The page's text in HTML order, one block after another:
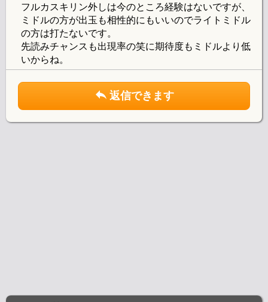
フルカスキリン外しは今のところ経験はないですが、
ミドルの方が出玉も相性的にもいいのでライトミドル
の方は打たないです。
先読みチャンスも出現率の笑に期待度もミドルより低
いからね。
返信できます